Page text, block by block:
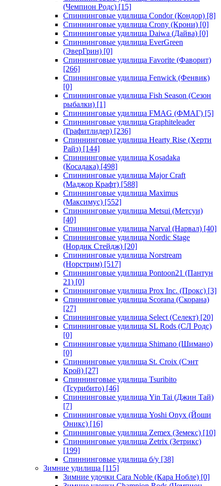
(Чемпион Родс) [15]
Спиннинговые удилища Condor (Кондор) [8]
Спиннинговые удилища Crony (Крони) [0]
Спиннинговые удилища Daiwa (Дайва) [0]
Спиннинговые удилища EverGreen
(ЭверГрин) [0]
Спиннинговые удилища Favorite (Фаворит)
[266]
Спиннинговые удилища Fenwick (Фенвик)
[0]
Спиннинговые удилища Fish Season (Сезон
рыбалки) [1]
Спиннинговые удилища FMAG (ФМАГ) [5]
Спиннинговые удилища Graphiteleader
(Графитлидер) [236]
Спиннинговые удилища Hearty Rise (Херти
Райз) [144]
Спиннинговые удилища Kosadaka
(Косадака) [498]
Спиннинговые удилища Major Craft
(Маджор Крафт) [588]
Спиннинговые удилища Maximus
(Максимус) [552]
Спиннинговые удилища Metsui (Метсуи)
[40]
Спиннинговые удилища Narval (Нарвал) [40]
Спиннинговые удилища Nordic Stage
(Нордик Стейдж) [20]
Спиннинговые удилища Norstream
(Норстрим) [517]
Спиннинговые удилища Pontoon21 (Пантун
21) [0]
Спиннинговые удилища Prox Inc. (Прокс) [3]
Спиннинговые удилища Scorana (Скорана)
[27]
Спиннинговые удилища Select (Селект) [20]
Спиннинговые удилища SL Rods (СЛ Родс)
[0]
Спиннинговые удилища Shimano (Шимано)
[0]
Спиннинговые удилища St. Croix (Сэнт
Крой) [27]
Спиннинговые удилища Tsuribito
(Тсурибито) [46]
Спиннинговые удилища Yin Tai (Джин Тай)
[7]
Спиннинговые удилища Yoshi Onyx (Йоши
Оникс) [16]
Спиннинговые удилища Zemex (Земекс) [10]
Спиннинговые удилища Zetrix (Зетрикс)
[199]
Спиннинговые удилища б/у [38]
Зимние удилища [115]
Зимние удочки Cara Noble (Кара Нобле) [0]